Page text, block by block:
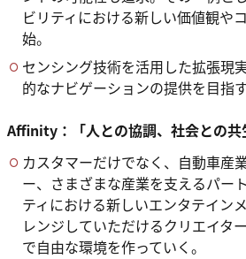
ビリティにおける新しい価値観や
始。
センシング技術を活用した拡張現
的なナビゲーションの提供を目指す
Affinity：
「人との協調、社会との共
カスタマーだけでなく、自動車産
ー、さまざまな産業を支えるパー
ティにおける新しいエンタテイン
レンジしていただけるクリエイタ
で自由な環境を作っていく。